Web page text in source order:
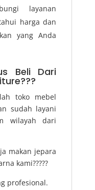
layanan
harga dan
yang Anda
Beli Dari
toko mebel
sudah layani
wilayah dari
makan jepara
kami?????
profesional.